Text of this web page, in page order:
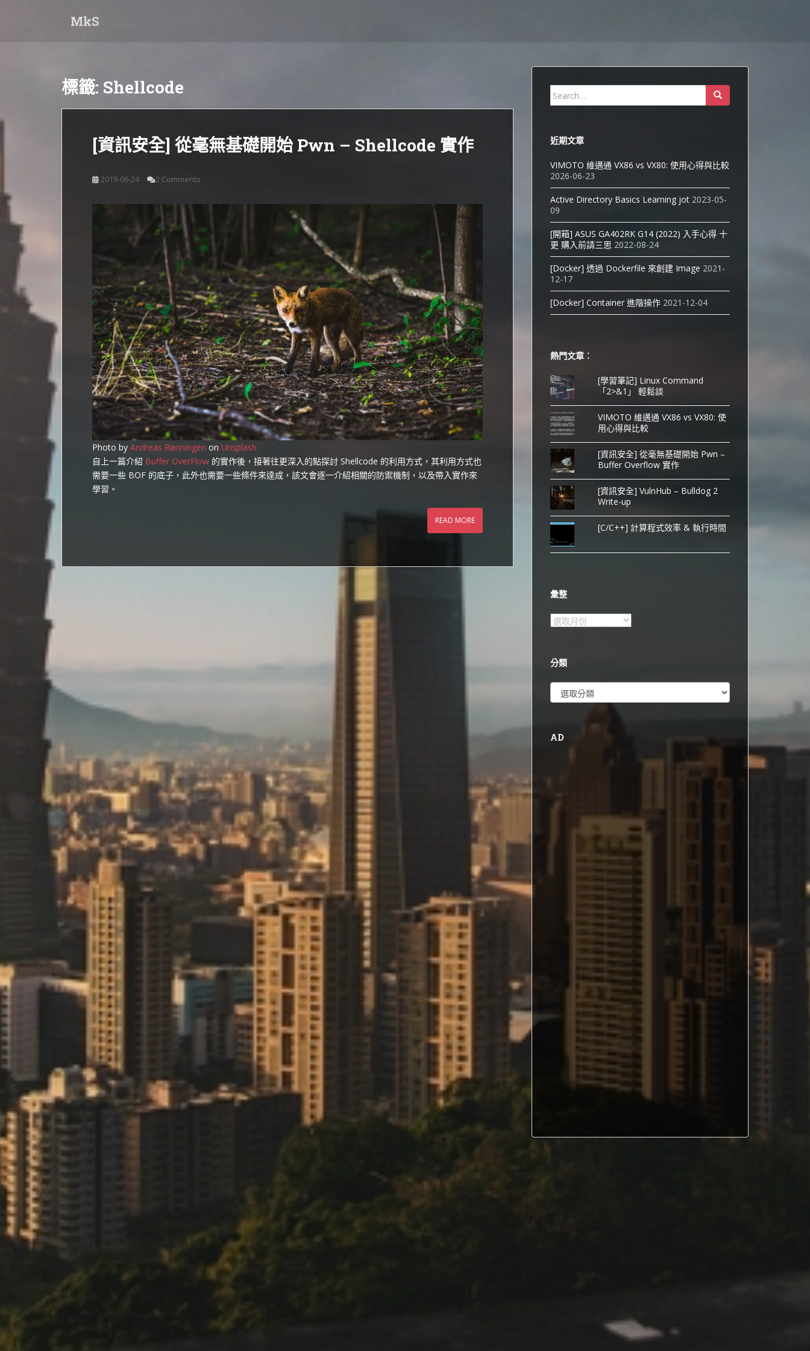
i
MkS
標籤: Shellcode
[資訊安全] 從毫無基礎開始 Pwn – Shellcode 實作
2019-06-24 2 Comments
Photo by Andreas Rønningen on Unsplash
自上一篇介紹 Buffer OverFlow 的實作後，接著往更深入的點探討 Shellcode 的利用方式，其利用方式也
需要一些 BOF 的底子，此外也需要一些條件來達成，該文會逐一介紹相關的防禦機制，以及帶入實作來
學習。
READ MORE
Search
for:
近期文章
VIMOTO 維邁通 VX86 vs VX80: 使用心得與比較
2026-06-23
Active Directory Basics Learning jot 2023-05-
09
[開箱] ASUS GA402RK G14 (2022) 入手心得 十
更 購入前請三思 2022-08-24
[Docker] 透過 Dockerfile 來創建 Image 2021-
12-17
[Docker] Container 進階操作 2021-12-04
熱門文章︰
[學習筆記] Linux Command
「2>&1」 輕鬆談
VIMOTO 維邁通 VX86 vs VX80: 使
用心得與比較
[資訊安全] 從毫無基礎開始 Pwn –
Buffer Overflow 實作
[資訊安全] VulnHub – Bulldog 2
Write-up
[C/C++] 計算程式效率 & 執行時間
彙整
彙
分類
類
AD